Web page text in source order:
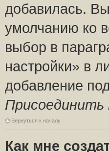
добавилась.
умолчанию ко
выбор в
настройки» в
добавление
Присоединить
Вернуться к началу
Как мне